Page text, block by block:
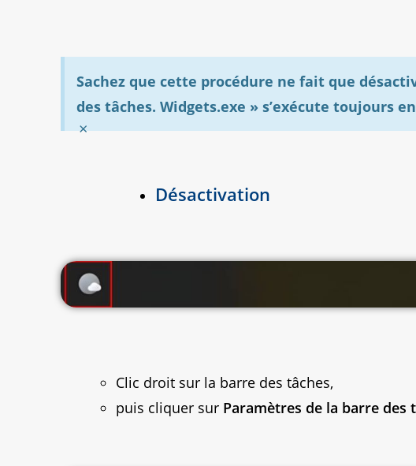
Sachez que cette procédure ne fait que
des tâches. Widgets.exe » s’exécute toujours
×
Désactivation
Clic droit sur la barre des tâches,
puis cliquer sur Paramètres de la barre des